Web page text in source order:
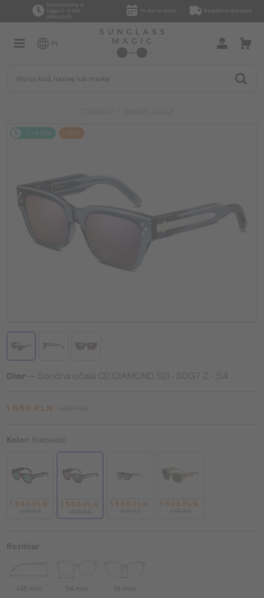
Dostarczymy w
ciągu 2–4 dni
roboczych
14 dni na zwrot Bezpłatna dostawa
PL
2-4 DNI -20%
Dior — Sončna očala CD DIAMOND S2I - 30G7 Z - 54
1 550 PLN
Kolor: Niebieski
1 550 PLN 1 550 PLN 1 550 PLN 1 503 PLN
Rozmiar
145 mm 54 mm 19 mm